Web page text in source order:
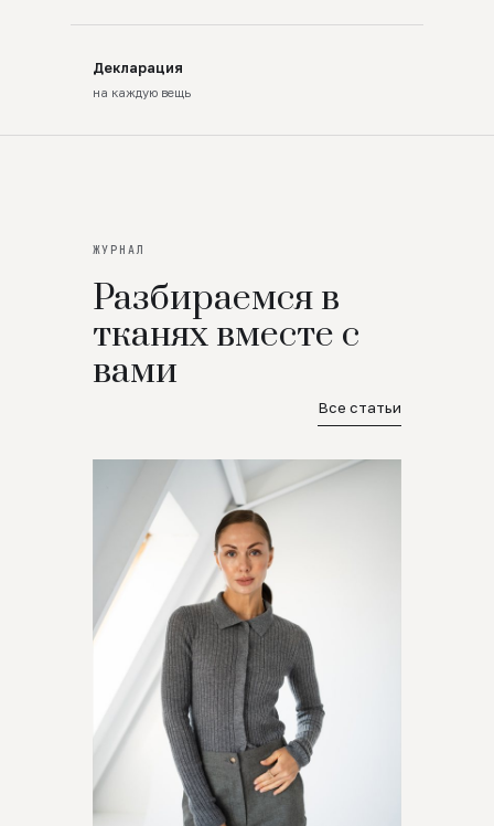
Декларация
на каждую вещь
ЖУРНАЛ
Разбираемся в
тканях вместе с
вами
Все статьи